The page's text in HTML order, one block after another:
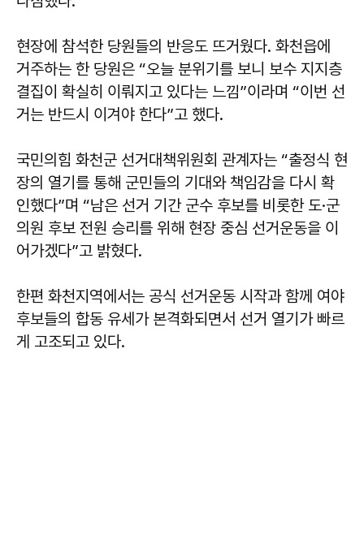
현장에 참석한 당원들의 반응도 뜨거웠다. 화천읍에
거주하는 한 당원은 “오늘 분위기를 보니 보수 지지층
결집이 확실히 이뤄지고 있다는 느낌”이라며 “이번 선
거는 반드시 이겨야 한다”고 했다.
국민의힘 화천군 선거대책위원회 관계자는 “출정식 현
장의 열기를 통해 군민들의 기대와 책임감을 다시 확
인했다”며 “남은 선거 기간 군수 후보를 비롯한 도·군
의원 후보 전원 승리를 위해 현장 중심 선거운동을 이
어가겠다”고 밝혔다.
한편 화천지역에서는 공식 선거운동 시작과 함께 여야
후보들의 합동 유세가 본격화되면서 선거 열기가 빠르
게 고조되고 있다.